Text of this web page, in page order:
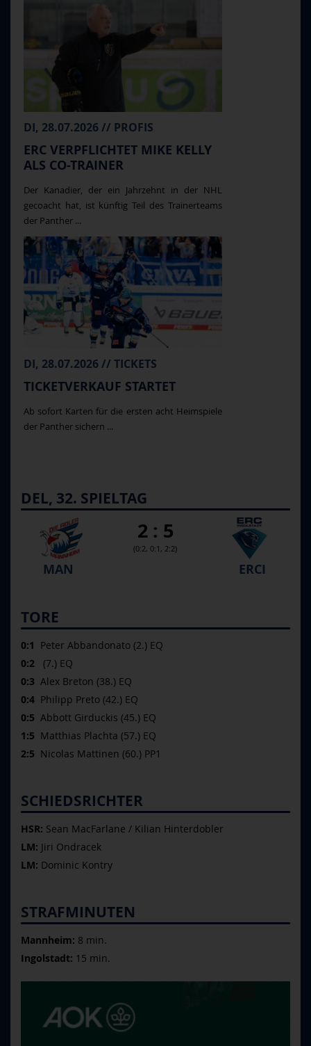
DI, 28.07.2026 // PROFIS
ERC VERPFLICHTET MIKE KELLY
ALS CO-TRAINER
Der Kanadier, der ein Jahrzehnt in der NHL
gecoacht hat, ist künftig Teil des Trainerteams
der Panther ...
DI, 28.07.2026 // TICKETS
TICKETVERKAUF STARTET
Ab sofort Karten für die ersten acht Heimspiele
der Panther sichern ...
DEL, 32. SPIELTAG
2 : 5
(0:2, 0:1, 2:2)
MAN ERCI
TORE
0:1 Peter Abbandonato (2.) EQ
0:2 (7.) EQ
0:3 Alex Breton (38.) EQ
0:4 Philipp Preto (42.) EQ
0:5 Abbott Girduckis (45.) EQ
1:5 Matthias Plachta (57.) EQ
2:5 Nicolas Mattinen (60.) PP1
SCHIEDSRICHTER
HSR: Sean MacFarlane / Kilian Hinterdobler
LM: Jiri Ondracek
LM: Dominic Kontry
STRAFMINUTEN
Mannheim: 8 min.
Ingolstadt: 15 min.